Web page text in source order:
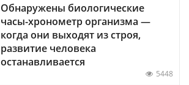
Обнаружены биологические
часы-хронометр организма —
когда они выходят из строя,
развитие человека
останавливается
5448